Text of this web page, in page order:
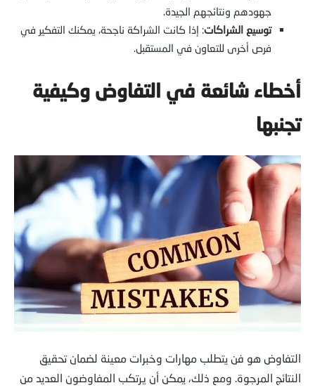
جهودهم ونتائجهم الجيدة.
توسيع الشراكات: إذا كانت الشراكة ناجحة، يمكنك التفكير في
فرص أخرى للتعاون في المستقبل.
أخطاء شائعة في التفاوض وكيفية
تجنبها
التفاوض هو فن يتطلب مهارات وخبرات معينة لضمان تحقيق
النتائج المرجوة. ومع ذلك، يمكن أن يرتكب المفاوضون العديد من